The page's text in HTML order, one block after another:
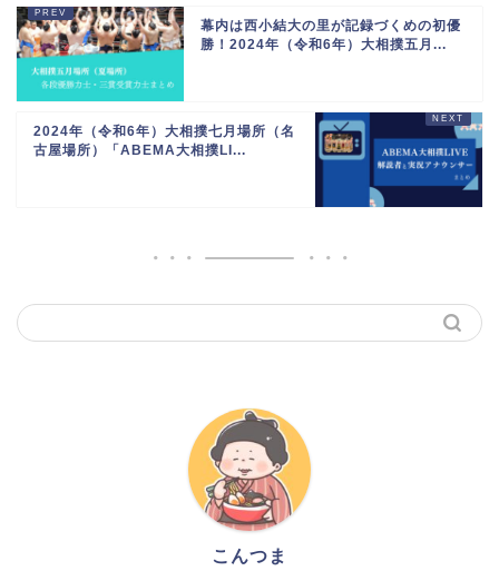
幕内は西小結大の里が記録づくめの初優
勝！2024年（令和6年）大相撲五月...
2024年（令和6年）大相撲七月場所（名
古屋場所）「ABEMA大相撲LI...
こんつま